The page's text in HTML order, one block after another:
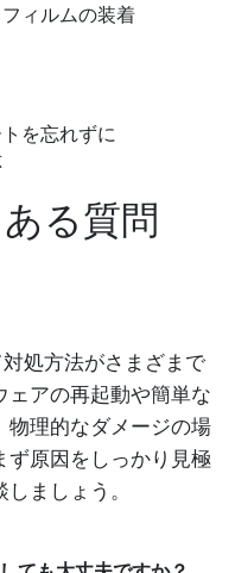
ィルムの装着
を忘れずに
る質問
処方法がさまざまで
ェアの再起動や簡単な
物理的なダメージの場
ず原因をしっかり見極
ましょう。